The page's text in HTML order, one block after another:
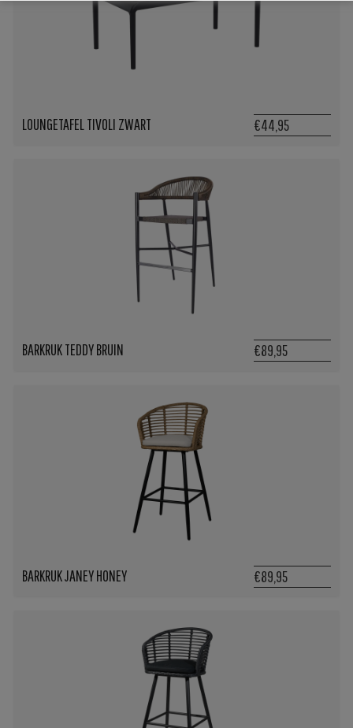
LOUNGETAFEL TIVOLI ZWART €44,95
BARKRUK TEDDY BRUIN €89,95
BARKRUK JANEY HONEY €89,95